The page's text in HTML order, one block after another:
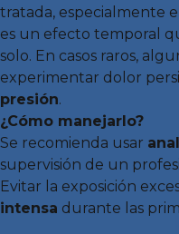
tratada, especialmente
es un efecto temporal
solo. En casos raros,
experimentar dolor
presión.
¿Cómo manejarlo?
Se recomienda usar
supervisión de un
Evitar la exposición
intensa durante las